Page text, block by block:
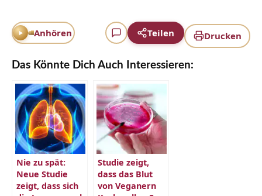
durch Sonnenschutz-Wirkstoffe
Journal of Internal Medicine: Sonnenmeidung als
Risikofaktor vergleichbar dem Rauchen
European Journal of Cancer: Bessere Überlebensraten bei
Hautkrebs durch frühere Sonnenexposition
Übersicht zum natürlichen Lichtschutzfaktor pflanzlicher
Öle
Drucken
Anhören Teilen
Das Könnte Dich Auch Interessieren:
Nie zu spät:
Neue Studie
zeigt, dass sich
Studie zeigt,
dass das Blut
von Veganern